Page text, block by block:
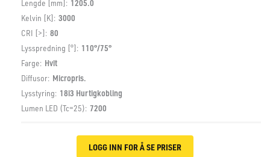
Lengde [mm]: 1205.0
Kelvin [K]: 3000
CRI [>]: 80
Lysspredning [°]: 110°/75°
Farge: Hvit
Diffusor: Micropris.
Lysstyring: 18i3 Hurtigkobling
Lumen LED (Tc=25): 7200
LOGG INN FOR Å SE PRISER